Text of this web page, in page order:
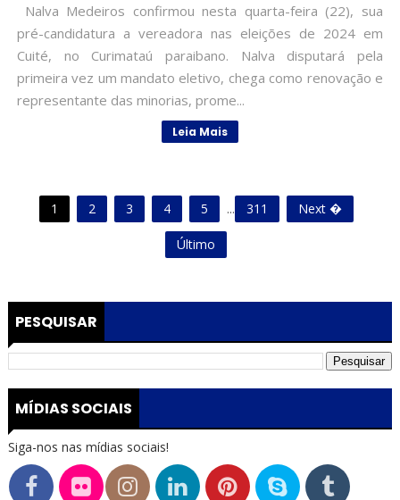
Nalva Medeiros confirmou nesta quarta-feira (22), sua
pré-candidatura a vereadora nas eleições de 2024 em
Cuité, no Curimataú paraibano. Nalva disputará pela
primeira vez um mandato eletivo, chega como renovação e
representante das minorias, prome...
Leia Mais
1 2 3 4 5 ... 311 Next �
Último
PESQUISAR
MÍDIAS SOCIAIS
Siga-nos nas mídias sociais!